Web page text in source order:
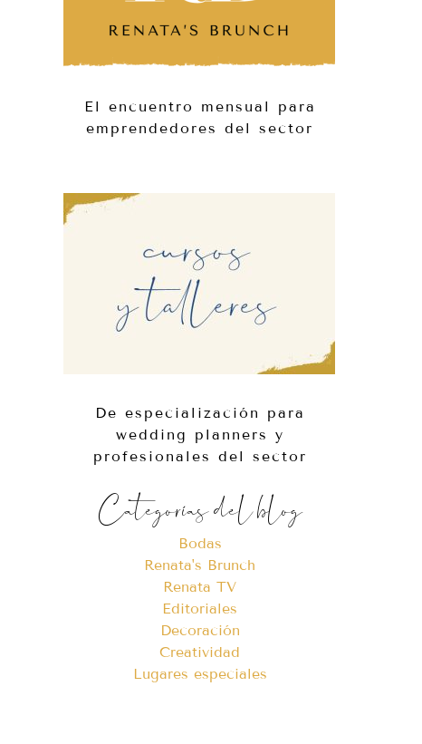
El encuentro mensual para
emprendedores del sector
De especialización para
wedding planners y
profesionales del sector
Categorías del blog
Bodas
Renata's Brunch
Renata TV
Editoriales
Decoración
Creatividad
Lugares especiales